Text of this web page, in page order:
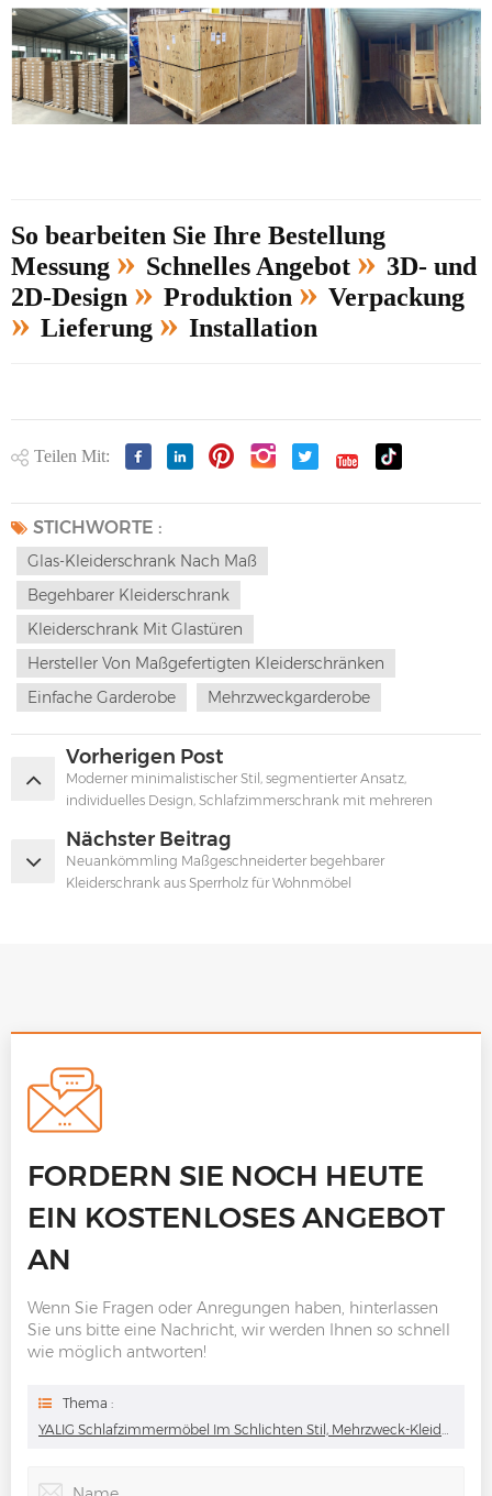
So bearbeiten Sie Ihre Bestellung
Messung » Schnelles Angebot »3D- und
2D-Design » Produktion » Verpackung
» Lieferung » Installation
Teilen Mit:
STICHWORTE :
Glas-Kleiderschrank Nach Maß
Begehbarer Kleiderschrank
Kleiderschrank Mit Glastüren
Hersteller Von Maßgefertigten Kleiderschränken
Einfache Garderobe
Mehrzweckgarderobe
Vorherigen Post
Moderner minimalistischer Stil, segmentierter Ansatz,
individuelles Design, Schlafzimmerschrank mit mehreren
Nächster Beitrag
Neuankömmling Maßgeschneiderter begehbarer
Kleiderschrank aus Sperrholz für Wohnmöbel
FORDERN SIE NOCH HEUTE
EIN KOSTENLOSES ANGEBOT
AN
Wenn Sie Fragen oder Anregungen haben, hinterlassen
Sie uns bitte eine Nachricht, wir werden Ihnen so schnell
wie möglich antworten!
Thema :
YALIG Schlafzimmermöbel Im Schlichten Stil, Mehrzweck-Kleiderschrank Mit U-Förmiger Glastür, Professioneller, Individueller Begehbarer Kleiderschrank